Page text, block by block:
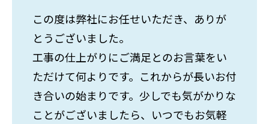
この度は弊社にお任せいただき、ありが
とうございました。
工事の仕上がりにご満足とのお言葉をい
ただけて何よりです。これからが長いお付
き合いの始まりです。少しでも気がかりな
ことがございましたら、いつでもお気軽